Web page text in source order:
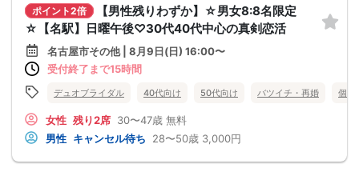
ポイント2倍
【男性残りわずか】☆男女8:8名限定
☆【名駅】日曜午後♡30代40代中心の真剣恋活
名古屋市その他 | 8月9日(日) 16:00〜
受付終了まで15時間
デュオブライダル 40代向け 50代向け バツイチ・再婚 個室
女性 残り2席 30〜47歳 無料
男性 キャンセル待ち 28〜50歳 3,000円